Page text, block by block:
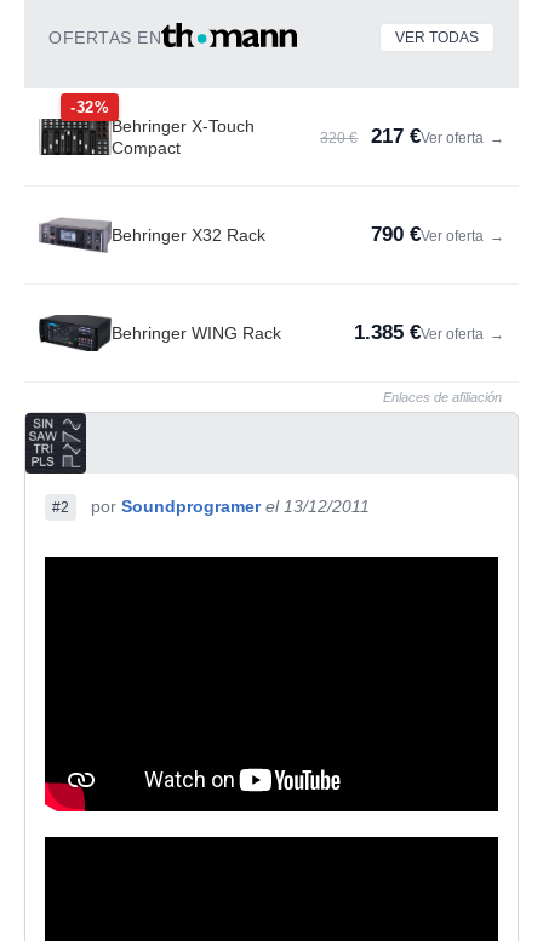
OFERTAS EN VER TODAS
-32%
Behringer X-Touch
Compact
320 € 217 €Ver oferta →
Behringer X32 Rack 790 €Ver oferta →
Behringer WING Rack 1.385 €Ver oferta →
Enlaces de afiliación
#2 por Soundprogramer el 13/12/2011